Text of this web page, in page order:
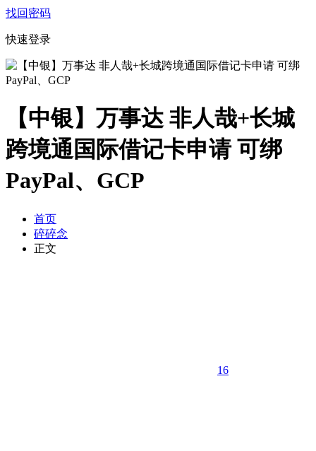
找回密码
快速登录
【中银】万事达 非人哉+长城
跨境通国际借记卡申请 可绑
PayPal、GCP
首页
碎碎念
正文
16